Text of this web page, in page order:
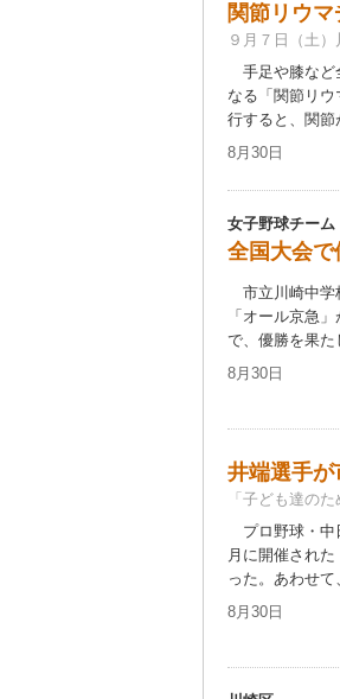
関節リウ
９月７日（土
手足や膝など
なる「関節リ
行すると、関節
8月30日
女子野球チー
全国大会で
市立川崎中学
「オール京急
で、優勝を果た
8月30日
井端選手
「子ども達のた
プロ野球・中
月に開催され
った。あわせ
8月30日